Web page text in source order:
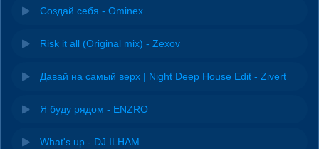
Создай себя - Ominex
Risk it all (Original mix) - Zexov
Давай на самый верх | Night Deep House Edit - Zivert
Я буду рядом - ENZRO
What's up - DJ.ILHAM